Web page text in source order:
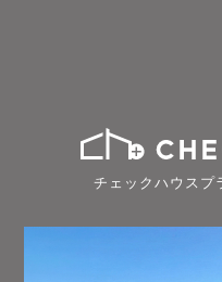
チェックハウスプ